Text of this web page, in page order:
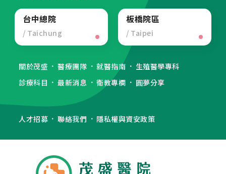
台中總院
/ Taichung
板橋院區
/ Taipei
關於茂盛 醫療團隊 就醫指南
生殖醫學專科
診療科目
最新消息 衛教專欄 圓夢分享
人才招募 聯絡我們 隱私權與資安政策